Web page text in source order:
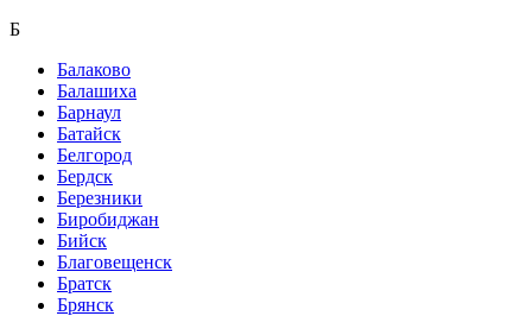
Б
Балаково
Балашиха
Барнаул
Батайск
Белгород
Бердск
Березники
Биробиджан
Бийск
Благовещенск
Братск
Брянск